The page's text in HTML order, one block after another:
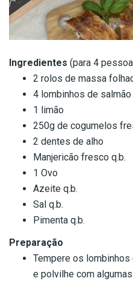
Ingredientes (para 4
2 rolos de massa
4 lombinhos de
1 limão
250g de cogumelos
2 dentes de alho
Manjericão fresco q.b.
1 Ovo
Azeite q.b.
Sal q.b.
Pimenta q.b.
Preparação
Tempere os
e polvilhe com